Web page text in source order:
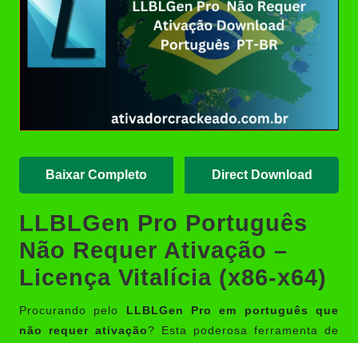
SOLIDWORKS 2024 Download
Crackeado 64 Bits Grátis |
Ativador Crackeado
MAGIX VEGAS Pro Crackeado
Download Português PT-BR
Baixar Completo Direct Download
LLBLGen Pro Português
Não Requer Ativação –
Licença Vitalícia (x86-x64)
Procurando pelo
LLBLGen Pro em português que
não requer ativação? Esta poderosa ferramenta de